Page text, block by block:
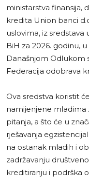
ministarstva finansija,
kredita Union banci
uslovima, iz
BiH za 2026. godinu,
Današnjom Odlukom
Federacija odobrava
Ova sredstva koristit
namijenjene mladima
pitanja, a što će u
rješavanja
na ostanak mladih i
zadržavanju
kreditiranju i podrška